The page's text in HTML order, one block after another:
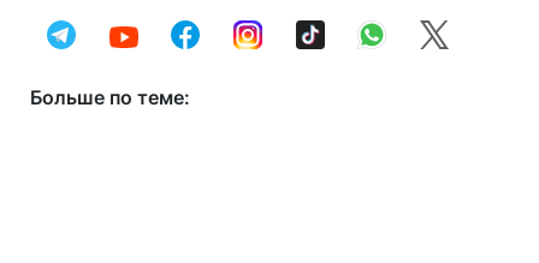
Больше по теме: